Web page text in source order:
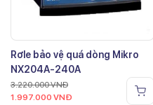
Rơle bảo vệ quá dòng Mikro
NX204A-240A
3.220.000VNĐ
1.997.000 VNĐ